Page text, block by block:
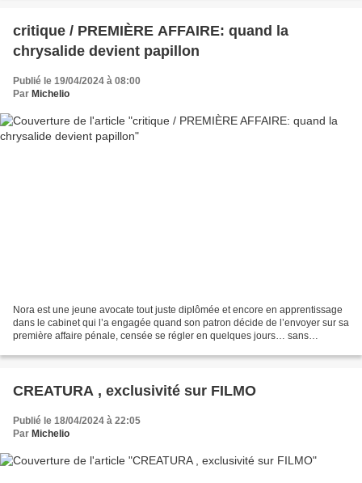
critique / PREMIÈRE AFFAIRE: quand la
chrysalide devient papillon
Publié le 19/04/2024 à 08:00
Par Michelio
Nora est une jeune avocate tout juste diplômée et encore en apprentissage
dans le cabinet qui l’a engagée quand son patron décide de l’envoyer sur sa
première affaire pénale, censée se régler en quelques jours… sans
CREATURA , exclusivité sur FILMO
Publié le 18/04/2024 à 22:05
Par Michelio